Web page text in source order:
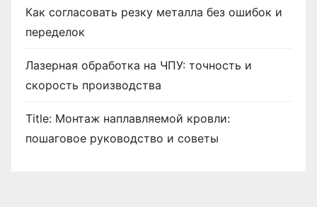
Как согласовать резку металла без ошибок и
переделок
Лазерная обработка на ЧПУ: точность и
скорость производства
Title: Монтаж наплавляемой кровли:
пошаговое руководство и советы